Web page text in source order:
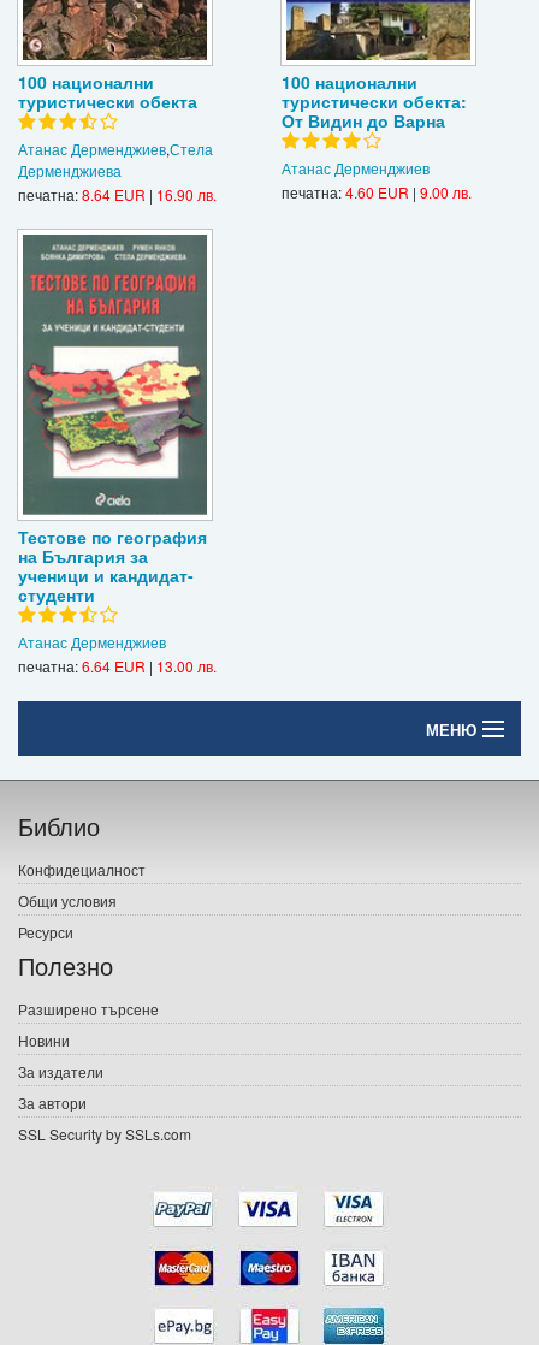
Вход
Регистрация
100 национални
туристически обекта
Атанас Дерменджиев,Стела
Дерменджиева
печатна:8.64 EUR | 16.90 лв.
100 национални
туристически обекта:
От Видин до Варна
Атанас Дерменджиев
печатна:4.60 EUR | 9.00 лв.
Тестове по география
на България за
ученици и кандидат-
студенти
Атанас Дерменджиев
печатна:6.64 EUR | 13.00 лв.
МЕНЮ
Начало
Печатни книги
Електронни книги
Е-списания
Подаръци
Ваучери
Библио
Конфидециалност
Общи условия
Ресурси
Полезно
Разширено търсене
Новини
За издатели
За автори
SSL Security by SSLs.com